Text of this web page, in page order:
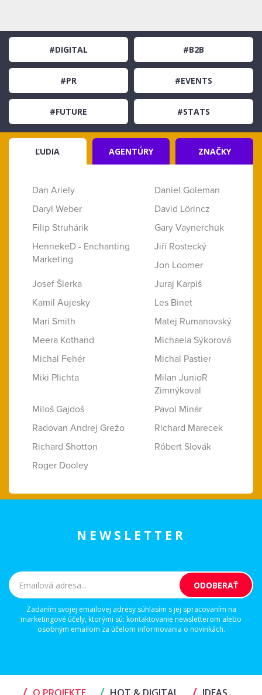
#DIGITAL #B2B
#PR #EVENTS
#FUTURE #STATS
ĽUDIA AGENTÚRY ZNAČKY
Dan Ariely
Daniel Goleman
Daryl Weber
David Lörincz
Filip Struhárik
Gary Vaynerchuk
HennekeD - Enchanting
Marketing
Jiří Rostecký
Jon Loomer
Josef Šlerka
Juraj Karpiš
Kamil Aujesky
Les Binet
Mari Smith
Matej Rumanovský
Meera Kothand
Michaela Sýkorová
Michal Fehér
Michal Pastier
Miki Plichta
Milan JunioR
Zimnýkoval
Miloš Gajdoš
Pavol Minár
Radovan Andrej Grežo
Richard Marecek
Richard Shotton
Róbert Slovák
Roger Dooley
NEWSLETTER
Zadaním svojej emailovej adresy súhlasím s jej spracovaním na
marketingové účely, ktorými sú: kontaktovanie newsletterom alebo
osobným emailom za účelom informovania o novinkách.